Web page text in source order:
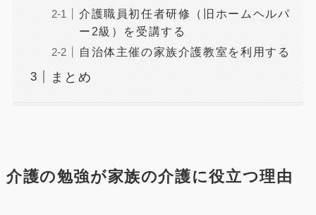
介護職員初任者研修（旧ホームヘルパ
ー2級）を受講する
自治体主催の家族介護教室を利用する
まとめ
介護の勉強が家族の介護に役立つ理由